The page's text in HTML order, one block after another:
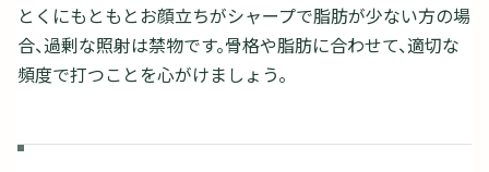
とくにもともとお顔立ちがシャープで脂肪が少ない方の場
合、過剰な照射は禁物です。骨格や脂肪に合わせて、適切な
頻度で打つことを心がけましょう。